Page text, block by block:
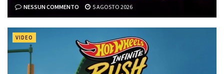
NESSUN COMMENTO 5 AGOSTO 2026
VIDEO